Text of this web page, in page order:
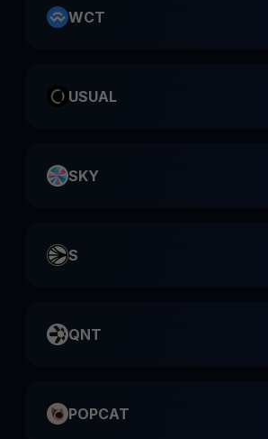
WCT
USUAL
SKY
S
QNT
POPCAT